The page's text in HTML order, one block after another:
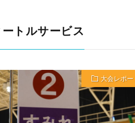
トルサービス
大会レポー